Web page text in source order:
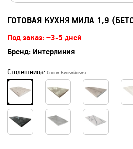
ГОТОВАЯ КУХНЯ МИЛА 1,9
Под заказ: ~3-5 дней
Бренд: Интерлиния
Столешница: Сосна Бискайская